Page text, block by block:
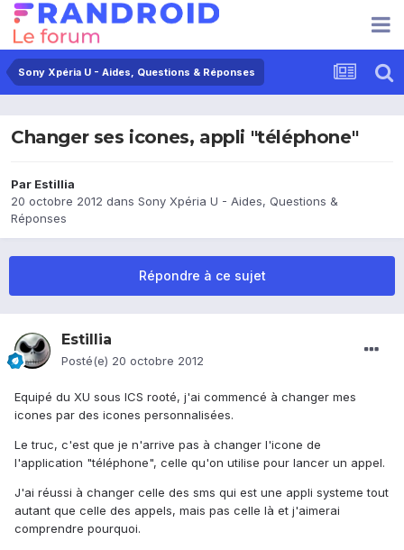
Sony Xpéria U - Aides, Questions & Réponses
Changer ses icones, appli "téléphone"
Par Estillia
20 octobre 2012 dans Sony Xpéria U - Aides, Questions &
Réponses
Répondre à ce sujet
Estillia
Posté(e) 20 octobre 2012
Equipé du XU sous ICS rooté, j'ai commencé à changer mes
icones par des icones personnalisées.
Le truc, c'est que je n'arrive pas à changer l'icone de
l'application "téléphone", celle qu'on utilise pour lancer un appel.
J'ai réussi à changer celle des sms qui est une appli systeme tout
autant que celle des appels, mais pas celle là et j'aimerai
comprendre pourquoi.